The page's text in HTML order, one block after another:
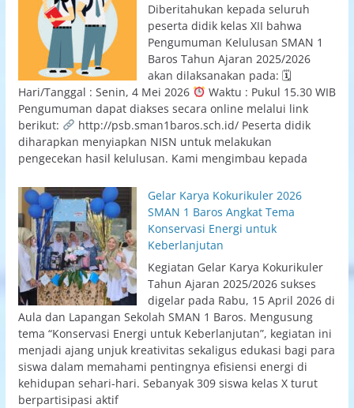
Diberitahukan kepada seluruh
peserta didik kelas XII bahwa
Pengumuman Kelulusan SMAN 1
Baros Tahun Ajaran 2025/2026
akan dilaksanakan pada: 🗓
Hari/Tanggal : Senin, 4 Mei 2026
Waktu : Pukul 15.30 WIB
Pengumuman dapat diakses secara online melalui link
berikut:
http://psb.sman1baros.sch.id/ Peserta didik
diharapkan menyiapkan NISN untuk melakukan
pengecekan hasil kelulusan. Kami mengimbau kepada
Gelar Karya Kokurikuler 2026
SMAN 1 Baros Angkat Tema
Konservasi Energi untuk
Keberlanjutan
Kegiatan Gelar Karya Kokurikuler
Tahun Ajaran 2025/2026 sukses
digelar pada Rabu, 15 April 2026 di
Aula dan Lapangan Sekolah SMAN 1 Baros. Mengusung
tema “Konservasi Energi untuk Keberlanjutan”, kegiatan ini
menjadi ajang unjuk kreativitas sekaligus edukasi bagi para
siswa dalam memahami pentingnya efisiensi energi di
kehidupan sehari-hari. Sebanyak 309 siswa kelas X turut
berpartisipasi aktif